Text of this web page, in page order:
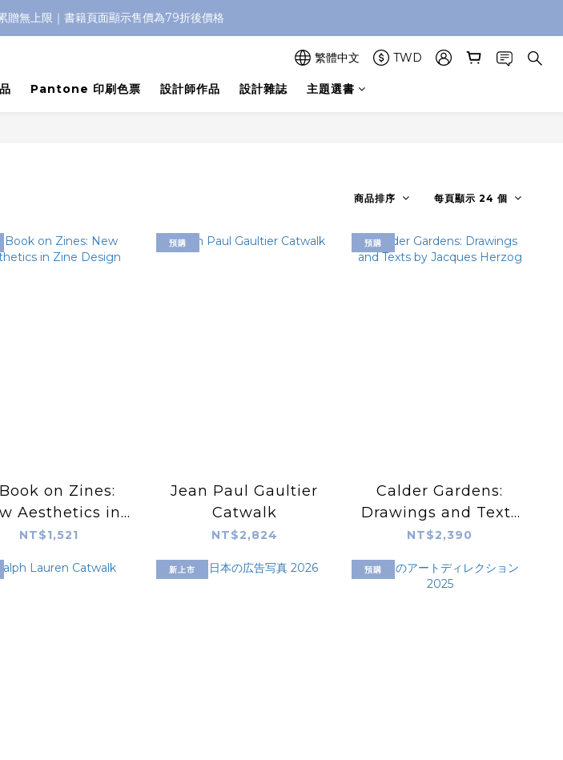
贈無上限｜書籍頁面顯示售價為79折後價格
繁體中文 TWD
Pantone 印刷色票 設計師作品 設計雜誌 主題選書
商品排序 每頁顯示 24 個
on Zines:
Aesthetics in
Zine Design
NT$1,521
預購
Jean Paul Gaultier
Catwalk
NT$2,824
預購
Calder Gardens:
Drawings and Texts
by Jacques Herzog
NT$2,390
新上市 預購